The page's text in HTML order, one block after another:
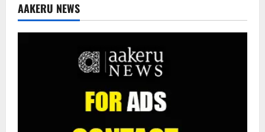
AAKERU NEWS